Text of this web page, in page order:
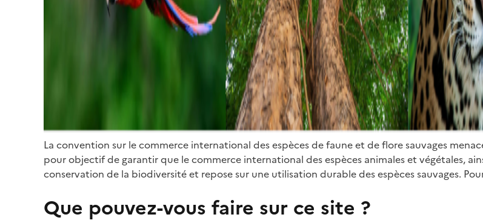
La convention sur le commerce international des espèces de faune et de flore sauvages
pour objectif de garantir que le commerce international des espèces animales et végétales,
conservation de la biodiversité et repose sur une utilisation durable des espèces sauvages.
Que pouvez-vous faire sur ce site ?